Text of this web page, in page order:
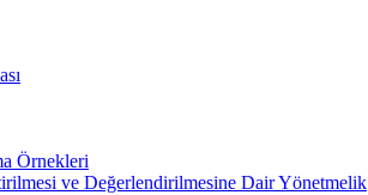
Örnekleri
ve Değerlendirilmesine Dair Yönetmelik